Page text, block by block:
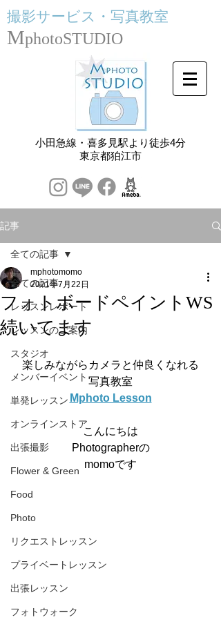
撮影サービス・ 写真教室
MphotoSTUDIO
小田急線・喜多見駅より徒歩4分
​東京都狛江市
記事
全ての記事
レッスンレポート
レッスンのご案内
スタジオ
メンバーイベント
単発レッスン
オンラインストア
出張撮影
Flower & Green
Food
Photo
リクエストレッスン
プライベートレッスン
出張レッスン
フォトウォーク
全ての記事
フォトボードペイントWS
続いてます
mphotomomo
2021年7月22日
楽しみながらカメラと仲良くなれる
写真教室
Mphoto Lesson
こんにちは
Photographerの
momoです